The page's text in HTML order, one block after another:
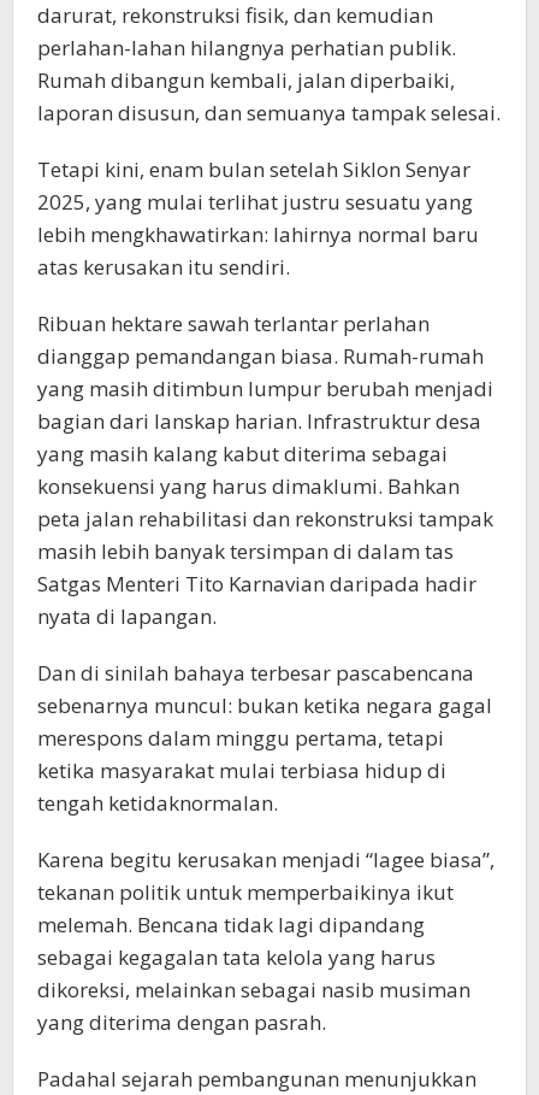
darurat, rekonstruksi fisik, dan kemudian
perlahan-lahan hilangnya perhatian publik.
Rumah dibangun kembali, jalan diperbaiki,
laporan disusun, dan semuanya tampak selesai.
Tetapi kini, enam bulan setelah Siklon Senyar
2025, yang mulai terlihat justru sesuatu yang
lebih mengkhawatirkan: lahirnya normal baru
atas kerusakan itu sendiri.
Ribuan hektare sawah terlantar perlahan
dianggap pemandangan biasa. Rumah-rumah
yang masih ditimbun lumpur berubah menjadi
bagian dari lanskap harian. Infrastruktur desa
yang masih kalang kabut diterima sebagai
konsekuensi yang harus dimaklumi. Bahkan
peta jalan rehabilitasi dan rekonstruksi tampak
masih lebih banyak tersimpan di dalam tas
Satgas Menteri Tito Karnavian daripada hadir
nyata di lapangan.
Dan di sinilah bahaya terbesar pascabencana
sebenarnya muncul: bukan ketika negara gagal
merespons dalam minggu pertama, tetapi
ketika masyarakat mulai terbiasa hidup di
tengah ketidaknormalan.
Karena begitu kerusakan menjadi “lagee biasa”,
tekanan politik untuk memperbaikinya ikut
melemah. Bencana tidak lagi dipandang
sebagai kegagalan tata kelola yang harus
dikoreksi, melainkan sebagai nasib musiman
yang diterima dengan pasrah.
Padahal sejarah pembangunan menunjukkan